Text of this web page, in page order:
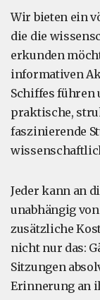
Wir bieten ein
die die
erkunden
informativen
Schiffes führen
praktische,
faszinierende
Jeder kann an
unabhängig
zusätzliche
nicht nur das:
Sitzungen
Erinnerung an